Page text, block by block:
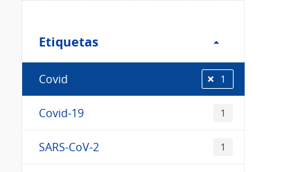
Etiquetas
Etiquetas
Covid 1
Covid-19 1
SARS-CoV-2 1